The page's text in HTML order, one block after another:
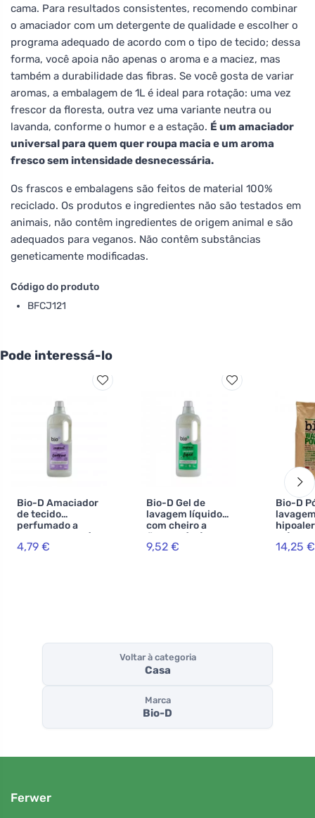
cama. Para resultados consistentes, recomendo combinar
o amaciador com um detergente de qualidade e escolher o
programa adequado de acordo com o tipo de tecido; dessa
forma, você apoia não apenas o aroma e a maciez, mas
também a durabilidade das fibras. Se você gosta de variar
aromas, a embalagem de 1L é ideal para rotação: uma vez
frescor da floresta, outra vez uma variante neutra ou
lavanda, conforme o humor e a estação. É um amaciador
universal para quem quer roupa macia e um aroma
fresco sem intensidade desnecessária.
Os frascos e embalagens são feitos de material 100%
reciclado. Os produtos e ingredientes não são testados em
animais, não contêm ingredientes de origem animal e são
adequados para veganos. Não contêm substâncias
geneticamente modificadas.
Código do produto
BFCJ121
Pode interessá-lo
Bio-D Amaciador
de tecido
perfumado a
lavanda suave (1
L)
4,79 €
Bio-D Gel de
lavagem líquido
com cheiro a
floresta (1 L)
9,52 €
Bio-D
kg)
14,25 €
Voltar à categoria
Casa
Marca
Bio-D
Ferwer